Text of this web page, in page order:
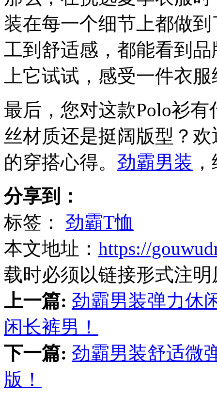
装在每一个细节上都做
工到舒适感，都能看到
上它试试，感受一件衣
最后，您对这款Polo衫
丝材质还是挺阔版型？
的穿搭心得。 劲霸男装
分享到：
标签： 劲霸T恤
本文地址： https://
载时必须以链接形式注
上一篇: 劲霸男装弹力休
闲长裤男！
下一篇: 劲霸男装舒适微
版！